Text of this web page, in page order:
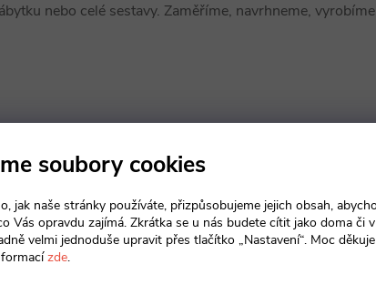
soubory cookies
jak naše stránky používáte, přizpůsobujeme jejich obsah,
Vás opravdu zajímá. Zkrátka se u nás budete cítit jako doma či
velmi jednoduše upravit přes tlačítko „Nastavení“. Moc
zde.
nebo celé sestavy. Zaměříme, navrhneme,